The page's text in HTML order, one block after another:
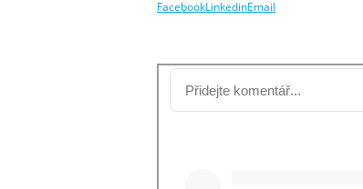
FacebookLinkedinEmail